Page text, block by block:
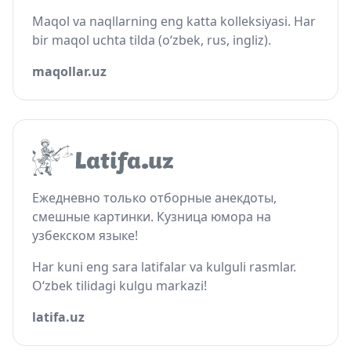
Maqol va naqllarning eng katta kolleksiyasi. Har
bir maqol uchta tilda (o‘zbek, rus, ingliz).
maqollar.uz
Ежедневно только отборные анекдоты,
смешные картинки. Кузница юмора на
узбекском языке!
Har kuni eng sara latifalar va kulguli rasmlar.
O‘zbek tilidagi kulgu markazi!
latifa.uz